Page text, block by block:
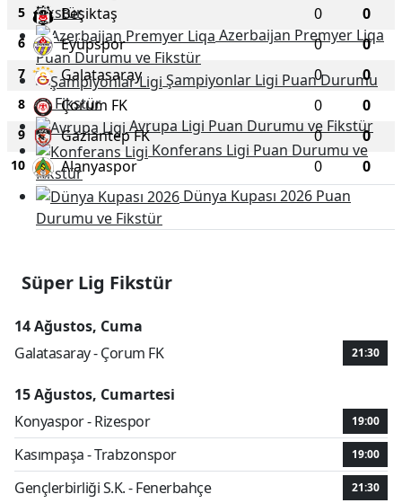
Fikstür
Azerbaijan Premyer Liqa
Puan Durumu ve Fikstür
Şampiyonlar Ligi Puan Durumu
ve Fikstür
Avrupa Ligi Puan Durumu ve Fikstür
Konferans Ligi Puan Durumu ve
Fikstür
Dünya Kupası 2026 Puan
Durumu ve Fikstür
5 Beşiktaş 0 0
6 Eyüpspor 0 0
7 Galatasaray 0 0
8 Çorum FK 0 0
9 Gaziantep FK 0 0
10 Alanyaspor 0 0
Detaylar için tıklayın
Süper Lig Fikstür
14 Ağustos, Cuma
Galatasaray - Çorum FK
21:30
15 Ağustos, Cumartesi
Konyaspor - Rizespor
19:00
Kasımpaşa - Trabzonspor 19:00
Gençlerbirliği S.K. - Fenerbahçe 21:30